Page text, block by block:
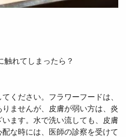
触れてしまったら？
ください。フラワーフードは、
ませんが、皮膚が弱い方は、炎
ます。水で洗い流しても、皮膚
な時には、医師の診察を受けて